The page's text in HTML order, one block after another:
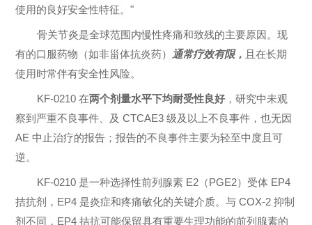
使用的良好安全性特征。"
骨关节炎是全球范围内慢性疼痛和致残的主要原因。现
有的口服药物（如非甾体抗炎药） 通常疗效有限， 且在长期
使用时常伴有安全性风险。
KF-0210 在两个剂量水平下均耐受性良好，研究中未观
察到严重不良事件、及 CTCAE3 级及以上不良事件，也无因
AE 中止治疗的报告；报告的不良事件主要为轻至中度且可
逆。
KF-0210 是一种选择性前列腺素 E2（PGE2）受体 EP4
拮抗剂，EP4 是炎症和疼痛敏化的关键介质。与COX-2 抑制
剂不同，EP4 拮抗可能保留具有重要生理功能的前列腺素的